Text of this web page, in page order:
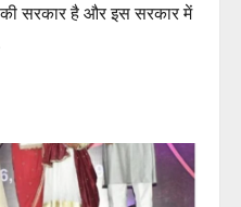
की सरकार है और इस सरकार में